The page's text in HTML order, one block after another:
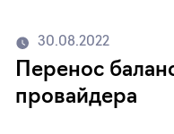
30.08.2022
Перенос
провайдера